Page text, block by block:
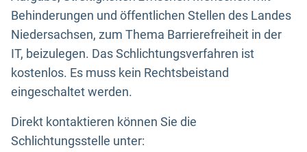
Behinderungen und öffentlichen Stellen des Landes
Niedersachsen, zum Thema Barrierefreiheit in der
IT, beizulegen. Das Schlichtungsverfahren ist
kostenlos. Es muss kein Rechtsbeistand
eingeschaltet werden.
Direkt kontaktieren können Sie die
Schlichtungsstelle unter: